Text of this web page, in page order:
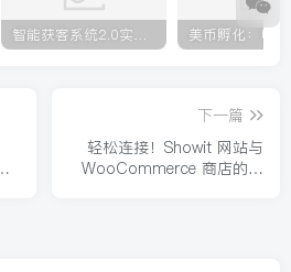
智能获客系统2.0实战课：送7亿客源+现成机器+专家辅导，零基础搭建自动化获客变现全流程
下一篇
轻松连接！Showit 网站与
WooCommerce 商店的利